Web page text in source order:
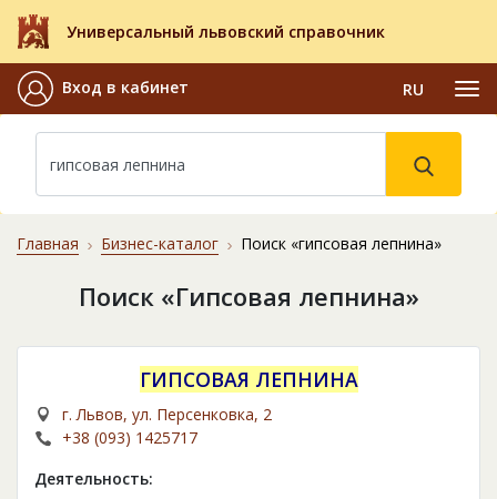
Универсальный львовский справочник
Вход в кабинет RU
Главная Бизнес-каталог Поиск «гипсовая лепнина»
Поиск «Гипсовая лепнина»
ГИПСОВАЯ ЛЕПНИНА
г. Львов, ул. Персенковка, 2
+38 (093) 1425717
Деятельность: